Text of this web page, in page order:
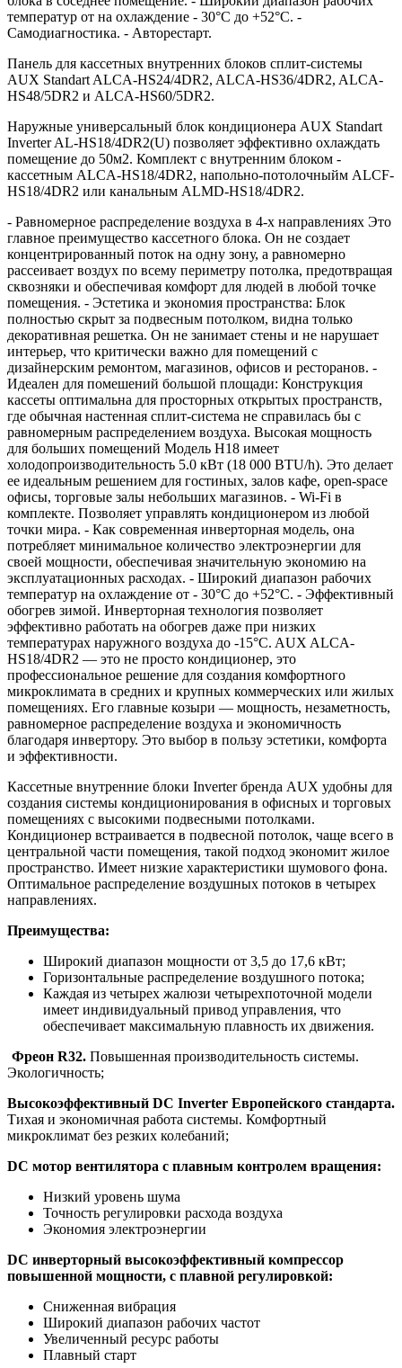
температур от на охлаждение - 30°С до +52°С. -
Самодиагностика. - Авторестарт.
Панель для кассетных внутренних блоков сплит-системы
AUX Standart ALCA-HS24/4DR2, ALCA-HS36/4DR2, ALCA-
HS48/5DR2 и ALCA-HS60/5DR2.
Наружные универсальный блок кондиционера AUX Standart
Inverter AL-HS18/4DR2(U) позволяет эффективно охлаждать
помещение до 50м2. Комплект с внутренним блоком -
кассетным ALCA-HS18/4DR2, напольно-потолочныйм ALCF-
HS18/4DR2 или канальным ALMD-HS18/4DR2.
- Равномерное распределение воздуха в 4-х направлениях Это
главное преимущество кассетного блока. Он не создает
концентрированный поток на одну зону, а равномерно
рассеивает воздух по всему периметру потолка, предотвращая
сквозняки и обеспечивая комфорт для людей в любой точке
помещения. - Эстетика и экономия пространства: Блок
полностью скрыт за подвесным потолком, видна только
декоративная решетка. Он не занимает стены и не нарушает
интерьер, что критически важно для помещений с
дизайнерским ремонтом, магазинов, офисов и ресторанов. -
Идеален для помешений большой площади: Конструкция
кассеты оптимальна для просторных открытых пространств,
где обычная настенная сплит-система не справилась бы с
равномерным распределением воздуха. Высокая мощность
для больших помещений Модель H18 имеет
холодопроизводительность 5.0 кВт (18 000 BTU/h). Это делает
ее идеальным решением для гостиных, залов кафе, open-space
офисы, торговые залы небольших магазинов. - Wi-Fi в
комплекте. Позволяет управлять кондиционером из любой
точки мира. - Как современная инверторная модель, она
потребляет минимальное количество электроэнергии для
своей мощности, обеспечивая значительную экономию на
эксплуатационных расходах. - Широкий диапазон рабочих
температур на охлаждение от - 30°С до +52°С. - Эффективный
обогрев зимой. Инверторная технология позволяет
эффективно работать на обогрев даже при низких
температурах наружного воздуха до -15°C. AUX ALCA-
HS18/4DR2 — это не просто кондиционер, это
профессиональное решение для создания комфортного
микроклимата в средних и крупных коммерческих или жилых
помещениях. Его главные козыри — мощность, незаметность,
равномерное распределение воздуха и экономичность
благодаря инвертору. Это выбор в пользу эстетики, комфорта
и эффективности.
Кассетные внутренние блоки Inverter бренда AUX удобны для
создания системы кондиционирования в офисных и торговых
помещениях с высокими подвесными потолками.
Кондиционер встраивается в подвесной потолок, чаще всего в
центральной части помещения, такой подход экономит жилое
пространство. Имеет низкие характеристики шумового фона.
Оптимальное распределение воздушных потоков в четырех
направлениях.
Преимущества:
Широкий диапазон мощности от 3,5 до 17,6 кВт;
Горизонтальные распределение воздушного потока;
Каждая из четырех жалюзи четырехпоточной модели
имеет индивидуальный привод управления, что
обеспечивает максимальную плавность их движения.
Фреон R32. Повышенная производительность системы.
Экологичность;
Высокоэффективный DC Inverter Европейского стандарта.
Тихая и экономичная работа системы. Комфортный
микроклимат без резких колебаний;
DC мотор вентилятора с плавным контролем вращения:
Низкий уровень шума
Точность регулировки расхода воздуха
Экономия электроэнергии
DC инверторный высокоэффективный компрессор
повышенной мощности, с плавной регулировкой:
Сниженная вибрация
Широкий диапазон рабочих частот
Увеличенный ресурс работы
Плавный старт